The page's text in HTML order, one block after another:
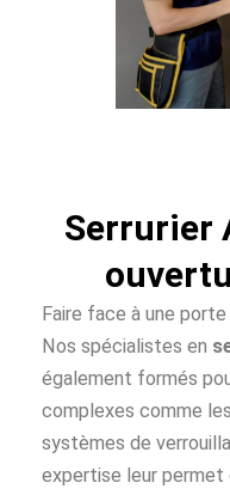
Serrurier
Faire face à une
Nos spécialistes en
également formés
complexes comme
systèmes de
expertise leur permet